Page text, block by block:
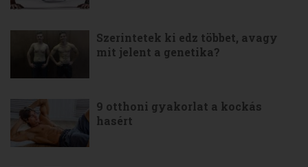
Szerintetek ki edz többet, avagy
mit jelent a genetika?
9 otthoni gyakorlat a kockás
hasért